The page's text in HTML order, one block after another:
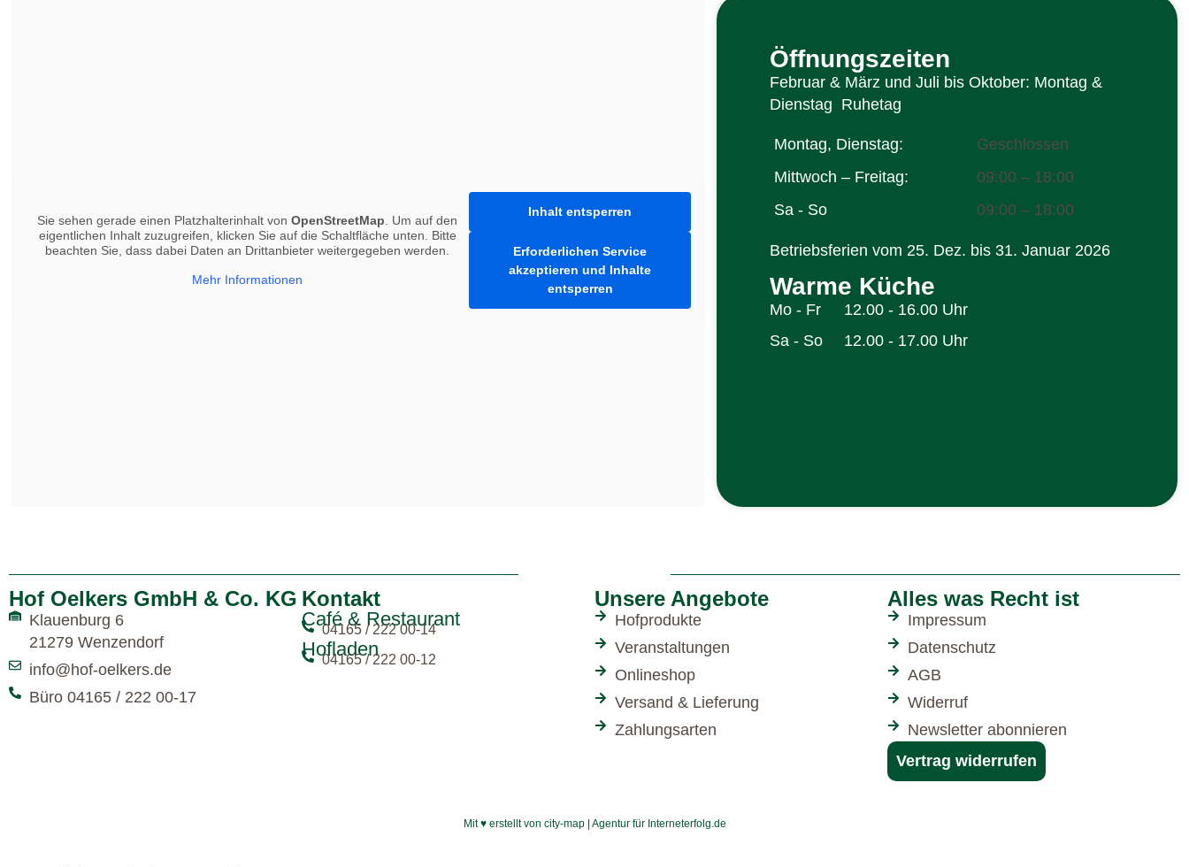
Sie sehen gerade einen Platzhalterinhalt vonOpenStreetMap . Um auf den
eigentlichen Inhalt zuzugreifen, klicken Sie auf die Schaltfläche unten. Bitte
beachten Sie, dass dabei Daten an Drittanbieter weitergegeben werden.
Mehr Informationen
Inhalt entsperren
Erforderlichen Service
akzeptieren und Inhalte
entsperren
Öffnungszeiten
Februar & März und Juli bis Oktober: Montag &
Dienstag Ruhetag
Montag, Dienstag:
Geschlossen
Mittwoch – Freitag:
09:00 – 18:00
Sa - So
09:00 – 18:00
Betriebsferien vom 25. Dez. bis 31. Januar 2026
Warme Küche
Mo - Fr
12.00 - 16.00 Uhr
Sa - So
12.00 - 17.00 Uhr
Hof Oelkers GmbH & Co. KG
Klauenburg 6
21279 Wenzendorf
info@hof-oelkers.de
Büro 04165 / 222 00-17
Kontakt
Café & Restaurant
04165 / 222 00-14
Hofladen
04165 / 222 00-12
Unsere Angebote
Hofprodukte
Veranstaltungen
Onlineshop
Versand & Lieferung
Zahlungsarten
Alles was Recht ist
Impressum
Datenschutz
AGB
Widerruf
Newsletter abonnieren
Vertrag widerrufen
Mit ♥ erstellt von city-map | Agentur für Interneterfolg.de